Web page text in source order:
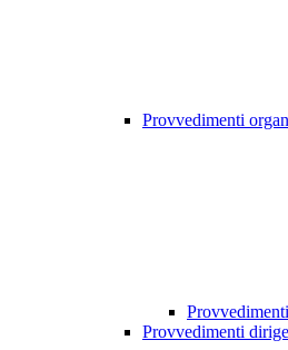
Provvedimenti
Provvedimenti